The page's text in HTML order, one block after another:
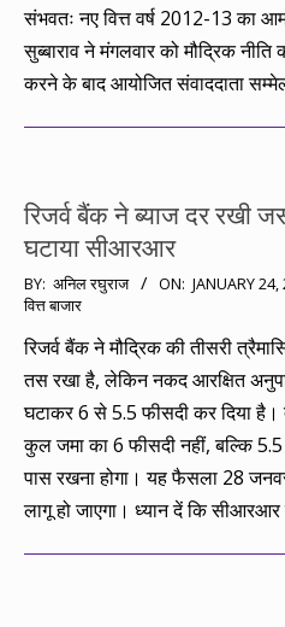
संभवतः नए वित्त वर्ष 2012-13 का
सुब्बाराव ने मंगलवार को मौद्रिक नीति
करने के बाद आयोजित संवाददाता
रिजर्व बैंक ने ब्याज दर रखी
घटाया सीआरआर
2012-
01-
24
BY: अनिल रघुराज ON: JANUARY 24,
वित्त बाजार
रिजर्व बैंक ने मौद्रिक की तीसरी
तस रखा है, लेकिन नकद आरक्षित
घटाकर 6 से 5.5 फीसदी कर दिया
कुल जमा का 6 फीसदी नहीं, बल्कि 5.5
पास रखना होगा। यह फैसला 28
लागू हो जाएगा। ध्यान दें कि